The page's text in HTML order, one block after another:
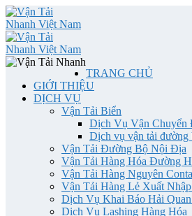
TRANG CHỦ
GIỚI THIỆU
DỊCH VỤ
Vận Tải Biển
Dịch Vụ Vận Chuyển
Dịch vụ vận tải đường
Vận Tải Đường Bộ Nội Địa
Vận Tải Hàng Hóa Đường
Vận Tải Hàng Nguyên
Vận Tải Hàng Lẻ Xuất
Dịch Vụ Khai Báo Hải
Dịch Vụ Lashing Hàng Hóa